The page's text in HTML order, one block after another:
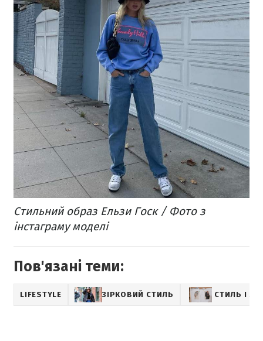
Стильний образ Ельзи Госк / Фото з
інстаграму моделі
Пов'язані теми:
LIFESTYLE ЗІРКОВИЙ СТИЛЬ СТИЛЬ І